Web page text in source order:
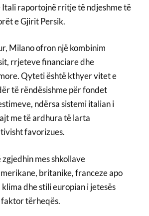
Itali raportojnë rritje të ndjeshme të
e Gjirit Persik.
Milano ofron një kombinim
rrjeteve financiare dhe
Qyteti është kthyer vitet e
të rëndësishme për fondet
ndërsa sistemi italian i
me të ardhura të larta
favorizues.
mes shkollave
britanike, franceze apo
dhe stili europian i jetesës
tërheqës.